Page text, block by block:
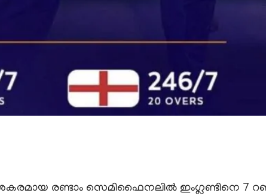
രണ്ടാം സെമിഫൈനലില്‍ ഇംഗ്ലണ്ടിനെ 7